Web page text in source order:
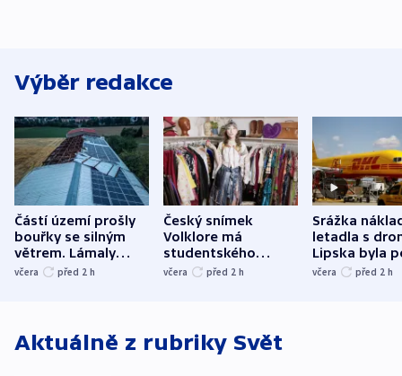
Výběr redakce
Částí území prošly
bouřky se silným
větrem. Lámaly
stromy a poničily
včera před 2 h
Český snímek
Volklore má
studentského
Oscara, zabojuje o
včera před 2 h
Srážka
letadla s
Lipska byla
německého
včera před 2 h
Aktuálně z rubriky Svět